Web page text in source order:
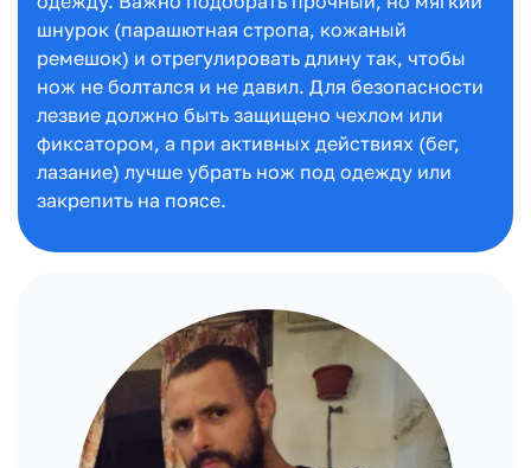
шнурок (парашютная стропа, кожаный
ремешок) и отрегулировать длину так, чтобы
нож не болтался и не давил. Для безопасности
лезвие должно быть защищено чехлом или
фиксатором, а при активных действиях (бег,
лазание) лучше убрать нож под одежду или
закрепить на поясе.